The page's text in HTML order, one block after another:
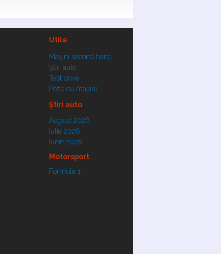
Utile
Maşini second hand
Ştiri auto
Test drive
Poze cu maşini
Ştiri auto
August 2026
Iulie 2026
Iunie 2026
Motorsport
Formula 1